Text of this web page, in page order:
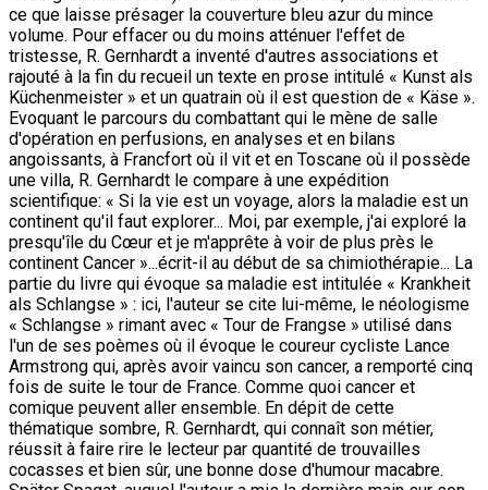
ce que laisse présager la couverture bleu azur du mince
volume. Pour effacer ou du moins atténuer l'effet de
tristesse, R. Gernhardt a inventé d'autres associations et
rajouté à la fin du recueil un texte en prose intitulé « Kunst als
Küchenmeister » et un quatrain où il est question de « Käse ».
Evoquant le parcours du combattant qui le mène de salle
d'opération en perfusions, en analyses et en bilans
angoissants, à Francfort où il vit et en Toscane où il possède
une villa, R. Gernhardt le compare à une expédition
scientifique: « Si la vie est un voyage, alors la maladie est un
continent qu'il faut explorer... Moi, par exemple, j'ai exploré la
presqu'île du Cœur et je m'apprête à voir de plus près le
continent Cancer »...écrit-il au début de sa chimiothérapie... La
partie du livre qui évoque sa maladie est intitulée « Krankheit
als Schlangse » : ici, l'auteur se cite lui-même, le néologisme
« Schlangse » rimant avec « Tour de Frangse » utilisé dans
l'un de ses poèmes où il évoque le coureur cycliste Lance
Armstrong qui, après avoir vaincu son cancer, a remporté cinq
fois de suite le tour de France. Comme quoi cancer et
comique peuvent aller ensemble. En dépit de cette
thématique sombre, R. Gernhardt, qui connaît son métier,
réussit à faire rire le lecteur par quantité de trouvailles
cocasses et bien sûr, une bonne dose d'humour macabre.